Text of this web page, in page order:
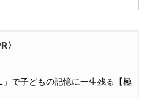
〉
」で子どもの記憶に一生残る【極